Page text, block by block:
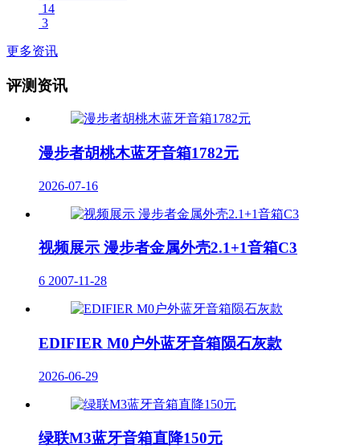
14
3
更多资讯
评测资讯
漫步者胡桃木蓝牙音箱1782元
2026-07-16
视频展示 漫步者金属外壳2.1+1音箱C3
6 2007-11-28
EDIFIER M0户外蓝牙音箱陨石灰款
2026-06-29
绿联M3蓝牙音箱直降150元